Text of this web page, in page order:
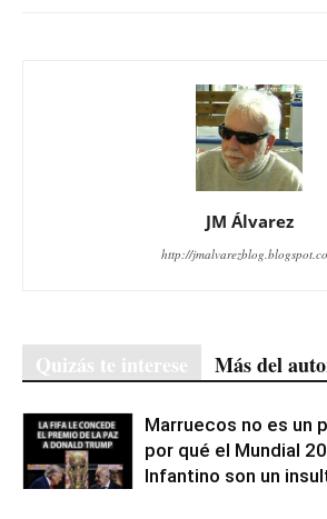
JM Álvarez
http://
Quizás te interese Más del
Marruecos no es un
por qué el Mundial
Infantino son un